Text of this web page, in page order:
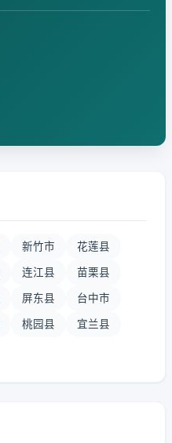
新竹市 花莲县
连江县 苗栗县
屏东县 台中市
桃园县 宜兰县